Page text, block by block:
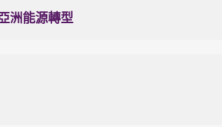
洲能源轉型